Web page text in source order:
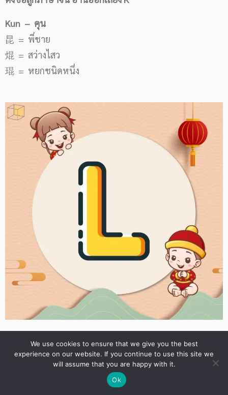
Kun – คุน
昆 = พี่ชาย
焜 = สว่างไสว
琨 = หยกชนิดหนึ่ง
ตั้งชื่อลูกภาษาจีน อ่านออกเสียงL
We use cookies to ensure that we give you the best
experience on our website. If you continue to use this site we
will assume that you are happy with it.
Ok